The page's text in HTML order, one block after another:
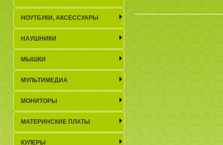
НОУТБУКИ, АКСЕСCУАРЫ
НАУШНИКИ
МЫШКИ
МУЛЬТИМЕДИА
МОНИТОРЫ
МАТЕРИНСКИЕ ПЛАТЫ
КУЛЕРЫ